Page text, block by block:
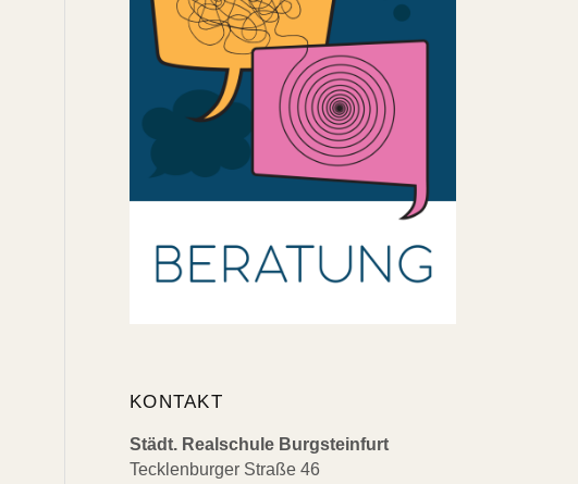
KONTAKT
Städt. Realschule Burgsteinfurt
Tecklenburger Straße 46